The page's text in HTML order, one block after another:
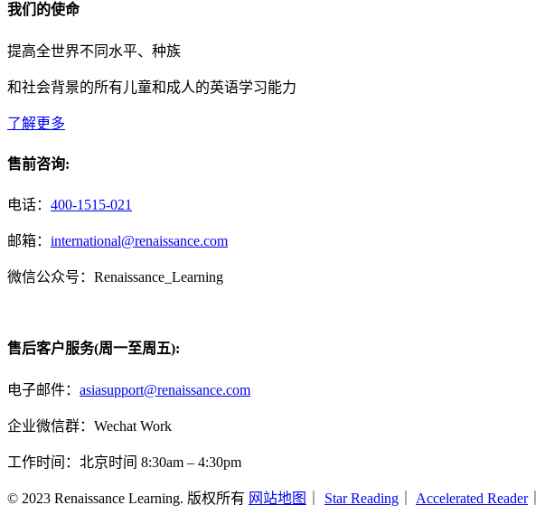
我们的使命
提高全世界不同水平、种族
和社会背景的所有儿童和成人的英语学习能力
了解更多
售前咨询:
电话： 400-1515-021
邮箱： international@renaissance.com
微信公众号：Renaissance_Learning
售后客户服务(周一至周五):
电子邮件： asiasupport@renaissance.com
企业微信群：Wechat Work
工作时间：北京时间 8:30am – 4:30pm
© 2023 Renaissance Learning. 版权所有 网站地图 Star Reading Accelerated Reader｜